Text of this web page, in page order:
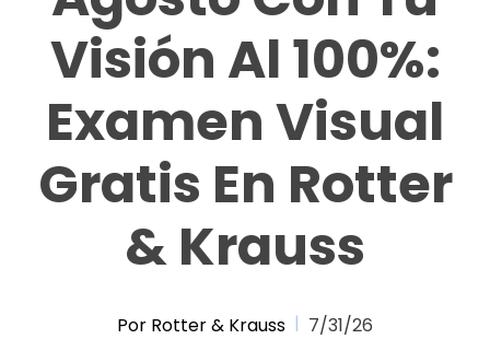
Visión Al 100%:
Examen Visual
Gratis En Rotter
& Krauss
Por Rotter & Krauss 7/31/26